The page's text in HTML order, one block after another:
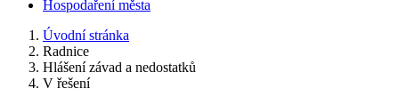
Hospodaření města
Úvodní stránka
Radnice
Hlášení závad a nedostatků
V řešení